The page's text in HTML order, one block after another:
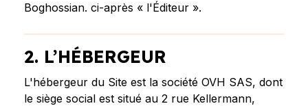
Boghossian. ci-après « l'Éditeur ».
2. L’HÉBERGEUR
L'hébergeur du Site est la société OVH SAS, dont
le siège social est situé au 2 rue Kellermann,